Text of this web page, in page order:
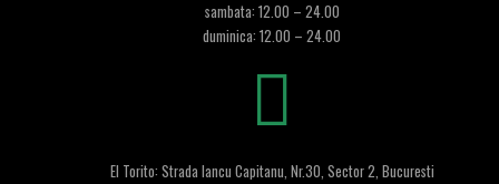
sambata: 12.00 – 24.00
duminica: 12.00 – 24.00
El Torito: Strada Iancu Capitanu, Nr.30, Sector 2, Bucuresti